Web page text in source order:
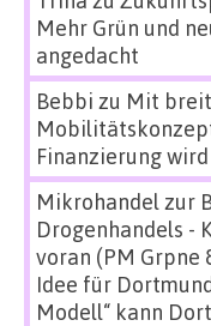
Mehr Grün und
angedacht
Bebbi zu Mit
Finanzierung
Mikrohandel zur
Drogenhandels -
voran (PM Grpne
Idee für
Modell“ kann